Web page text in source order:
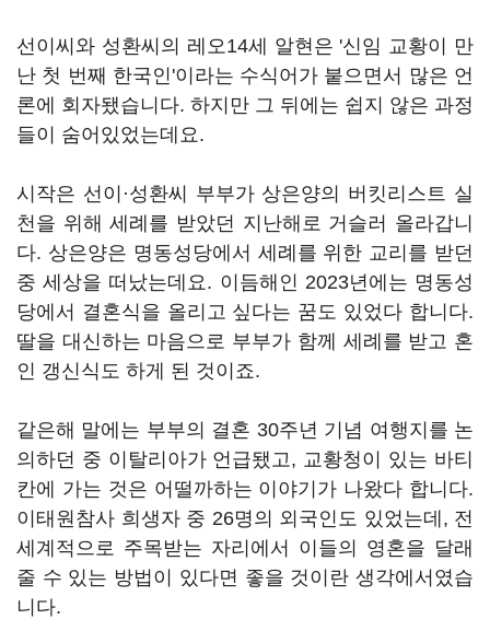
선이씨와 성환씨의 레오14세 알현은 '신임 교황이 만
난 첫 번째 한국인'이라는 수식어가 붙으면서 많은 언
론에 회자됐습니다. 하지만 그 뒤에는 쉽지 않은 과정
들이 숨어있었는데요.
시작은 선이·성환씨 부부가 상은양의 버킷리스트 실
천을 위해 세례를 받았던 지난해로 거슬러 올라갑니
다. 상은양은 명동성당에서 세례를 위한 교리를 받던
중 세상을 떠났는데요. 이듬해인 2023년에는 명동성
당에서 결혼식을 올리고 싶다는 꿈도 있었다 합니다.
딸을 대신하는 마음으로 부부가 함께 세례를 받고 혼
인 갱신식도 하게 된 것이죠.
같은해 말에는 부부의 결혼 30주년 기념 여행지를 논
의하던 중 이탈리아가 언급됐고, 교황청이 있는 바티
칸에 가는 것은 어떨까하는 이야기가 나왔다 합니다.
이태원참사 희생자 중 26명의 외국인도 있었는데, 전
세계적으로 주목받는 자리에서 이들의 영혼을 달래
줄 수 있는 방법이 있다면 좋을 것이란 생각에서였습
니다.